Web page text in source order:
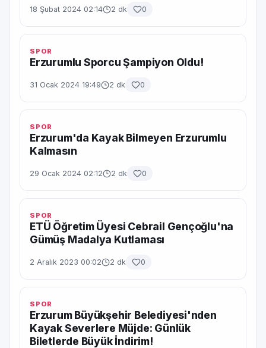
18 Şubat 2024 02:14 2 dk 0
SPOR
Erzurumlu Sporcu Şampiyon Oldu!
31 Ocak 2024 19:49 2 dk 0
SPOR
Erzurum'da Kayak Bilmeyen Erzurumlu
Kalmasın
29 Ocak 2024 02:12 2 dk 0
SPOR
ETÜ Öğretim Üyesi Cebrail Gençoğlu'na
Gümüş Madalya Kutlaması
2 Aralık 2023 00:02 2 dk 0
SPOR
Erzurum Büyükşehir Belediyesi'nden
Kayak Severlere Müjde: Günlük
Biletlerde Büyük İndirim!